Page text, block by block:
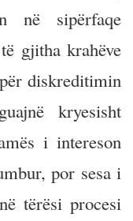
në sipërfaqe
gjitha krahëve
diskreditimin
kryesisht
i intereson
por sesa i
tërësi procesi